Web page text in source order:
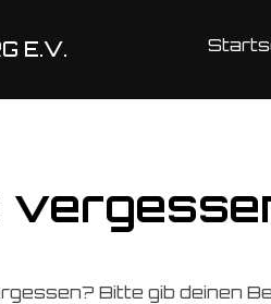
E.V.
Bitte gib deinen